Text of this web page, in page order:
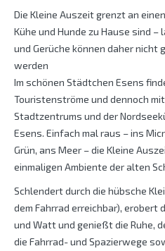
Die Kleine Auszeit grenzt an
Kühe und Hunde zu Hause sind
und Gerüche können daher nicht
werden
Im schönen Städtchen Esens
Touristenströme und dennoch
Stadtzentrums und der
Esens. Einfach mal raus – ins
Grün, ans Meer – die Kleine
einmaligen Ambiente der alten
Schlendert durch die hübsche
dem Fahrrad erreichbar), erobert
und Watt und genießt die Ruhe,
die Fahrrad- und Spazierwege